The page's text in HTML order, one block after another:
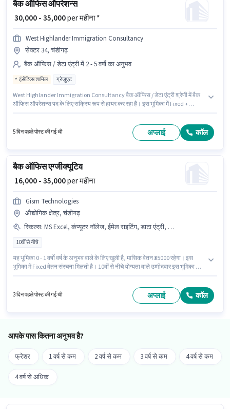
बैक ऑफिस ऑपरेशन्स
₹ 30,000 - 35,000per महीना *
West Highlander Immigration Consultancy
सेक्टर 34, चंडीगढ़
बैक ऑफिस / डेटा एंट्री में 2 - 5 वर्षो का अनुभव
इंसेंटिव्स शामिल ग्रेजुएट
West Highlander Immigration Consultancy बैक ऑफिस / डेटा एंट्री श्रेणी में बैक
ऑफिस ऑपरेशन्स पद के लिए सक्रिय रूप से हायर कर रहा है। इस भूमिका में Fixed +
अनुभव वाले के लिए खुली है, मासिक वेतन ₹35000 रहेगा।
5 दिन पहले पोस्ट की गई थी अप्लाई कॉल
बैक ऑफिस एग्जीक्यूटिव
₹ 16,000 - 35,000per महीना
Gism Technologies
औद्योगिक क्षेत्र, चंडीगढ़
स्किल्स: MS Excel, कंप्यूटर नॉलेज, ईमेल राइटिंग, डाटा एंट्री, MS Word
10वीं से नीचे
यह भूमिका 0 - 1 वर्षो वर्ष के अनुभव वाले के लिए खुली है, मासिक वेतन ₹35000 रहेगा। इस
भूमिका में Fixed वेतन संरचना मिलती है। 10वीं से नीचे योग्यता वाले उम्मीदवार इस भूमिका के
ऑफिस / डेटा एंट्री श्रेणी में बैक ऑफिस एग्जीक्यूटिव के रूप में जुड़ें। यह वैकेंसी औद्योगिक
3 दिन पहले पोस्ट की गई थी अप्लाई कॉल
आपके पास कितना अनुभव है?
फ्रेशर 1 वर्ष से कम 2 वर्ष से कम 3 वर्ष से कम 4 वर्ष से कम
4 वर्ष से अधिक